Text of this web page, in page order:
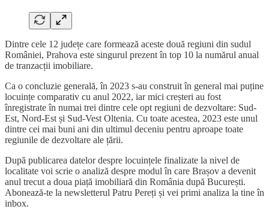
Dintre cele 12 județe care formează aceste două regiuni din sudul
României, Prahova este singurul prezent în top 10 la numărul anual
de tranzacții imobiliare.
Ca o concluzie generală, în 2023 s-au construit în general mai puține
locuințe comparativ cu anul 2022, iar mici creșteri au fost
înregistrate în numai trei dintre cele opt regiuni de dezvoltare: Sud-
Est, Nord-Est și Sud-Vest Oltenia. Cu toate acestea, 2023 este unul
dintre cei mai buni ani din ultimul deceniu pentru aproape toate
regiunile de dezvoltare ale țării.
După publicarea datelor despre locuințele finalizate la nivel de
localitate voi scrie o analiză despre modul în care Brașov a devenit
anul trecut a doua piață imobiliară din România după București.
Abonează-te la newsletterul Patru Pereți și vei primi analiza la tine în
inbox.